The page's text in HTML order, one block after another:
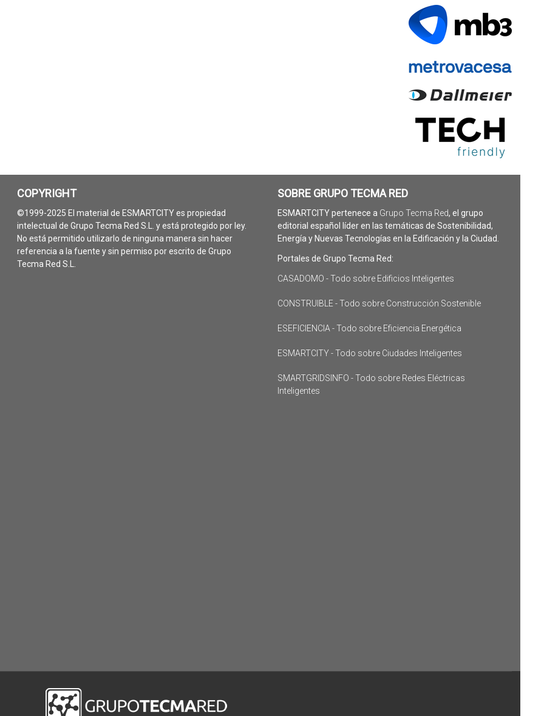
COPYRIGHT
©1999-2025 El material de ESMARTCITY es propiedad
intelectual de Grupo Tecma Red S.L. y está protegido por ley.
No está permitido utilizarlo de ninguna manera sin hacer
referencia a la fuente y sin permiso por escrito de Grupo
Tecma Red S.L.
SOBRE GRUPO TECMA RED
ESMARTCITY pertenece a Grupo Tecma Red, el grupo
editorial español líder en las temáticas de Sostenibilidad,
Energía y Nuevas Tecnologías en la Edificación y la Ciudad.
Portales de Grupo Tecma Red:
CASADOMO - Todo sobre Edificios Inteligentes
CONSTRUIBLE - Todo sobre Construcción Sostenible
ESEFICIENCIA - Todo sobre Eficiencia Energética
ESMARTCITY - Todo sobre Ciudades Inteligentes
SMARTGRIDSINFO - Todo sobre Redes Eléctricas
Inteligentes